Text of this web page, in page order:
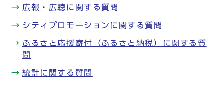
広報・広聴に関する質問
シティプロモーションに関する質問
ふるさと応援寄付（ふるさと納税）に関する質
問
統計に関する質問